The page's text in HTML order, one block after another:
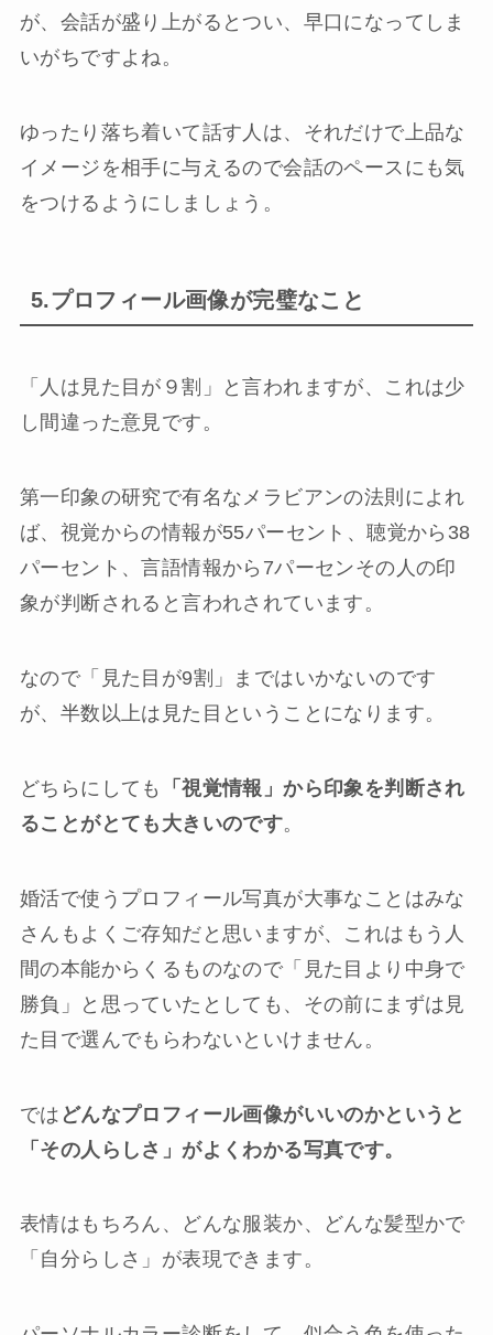
が、会話が盛り上がるとつい、早口になってしま
いがちですよね。
ゆったり落ち着いて話す人は、それだけで上品な
イメージを相手に与えるので会話のペースにも気
をつけるようにしましょう。
5.プロフィール画像が完璧なこと
「人は見た目が９割」と言われますが、これは少
し間違った意見です。
第一印象の研究で有名なメラビアンの法則によれ
ば、視覚からの情報が55パーセント、聴覚から38
パーセント、言語情報から7パーセンその人の印
象が判断されると言われされています。
なので「見た目が9割」まではいかないのです
が、半数以上は見た目ということになります。
どちらにしても
「視覚情報」から印象を判断され
ることがとても大きいのです。
婚活で使うプロフィール写真が大事なことはみな
さんもよくご存知だと思いますが、これはもう人
間の本能からくるものなので「見た目より中身で
勝負」と思っていたとしても、その前にまずは見
た目で選んでもらわないといけません。
では どんなプロフィール画像がいいのかというと
「その人らしさ」がよくわかる写真です。
表情はもちろん、どんな服装か、どんな髪型かで
「自分らしさ」が表現できます。